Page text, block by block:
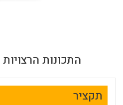
התכונות
תקציר